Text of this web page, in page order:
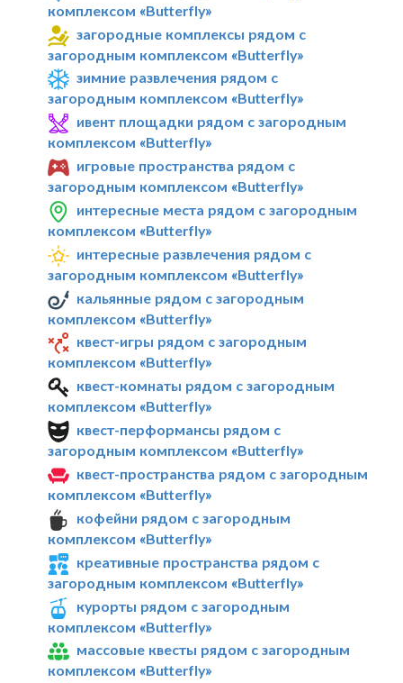
комплексом «Butterfly»
загородные комплексы рядом с
загородным комплексом «Butterfly»
зимние развлечения рядом с
загородным комплексом «Butterfly»
ивент площадки рядом с загородным
комплексом «Butterfly»
игровые пространства рядом с
загородным комплексом «Butterfly»
интересные места рядом с загородным
комплексом «Butterfly»
интересные развлечения рядом с
загородным комплексом «Butterfly»
кальянные рядом с загородным
комплексом «Butterfly»
квест-игры рядом с загородным
комплексом «Butterfly»
квест-комнаты рядом с загородным
комплексом «Butterfly»
квест-перформансы рядом с
загородным комплексом «Butterfly»
квест-пространства рядом с загородным
комплексом «Butterfly»
кофейни рядом с загородным
комплексом «Butterfly»
креативные пространства рядом с
загородным комплексом «Butterfly»
курорты рядом с загородным
комплексом «Butterfly»
массовые квесты рядом с загородным
комплексом «Butterfly»